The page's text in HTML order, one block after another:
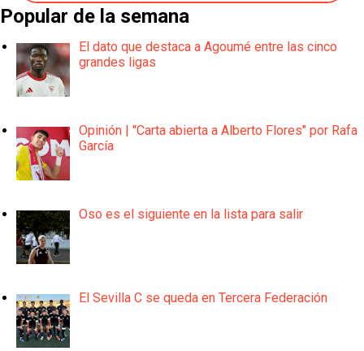
Popular de la semana
El dato que destaca a Agoumé entre las cinco
grandes ligas
Opinión | "Carta abierta a Alberto Flores" por Rafa
García
Oso es el siguiente en la lista para salir
El Sevilla C se queda en Tercera Federación